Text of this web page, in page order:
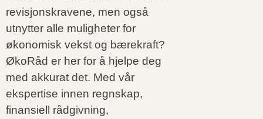
revisjonskravene, men også
utnytter alle muligheter for
økonomisk vekst og bærekraft?
ØkoRåd er her for å hjelpe deg
med akkurat det. Med vår
ekspertise innen regnskap,
finansiell rådgivning,